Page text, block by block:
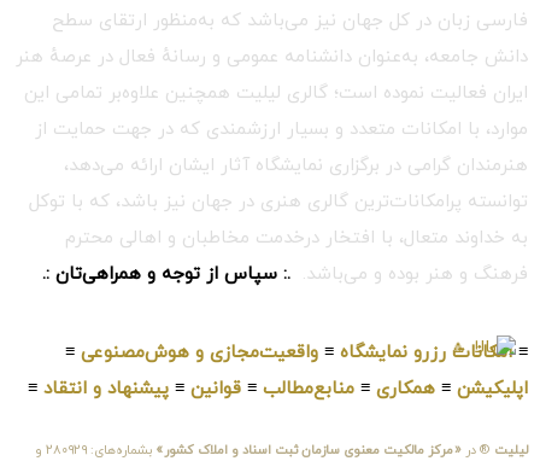
فارسی زبان در کل جهان نیز می‌باشد که به‌منظور ارتقای سطح
دانش جامعه، به‌عنوان دانشنامه عمومی و رسانهٔ فعال در عرصهٔ هنر
ایران فعالیت نموده است؛ گالری لیلیت همچنین علاوه‌بر تمامی این
موارد، با امکانات متعدد و بسیار ارزشمندی که در جهت حمایت از
هنرمندان گرامی در برگزاری نمایشگاه آثار ایشان ارائه می‌دهد،
توانسته پرامکانات‌ترین گالری هنری در جهان نیز باشد، که با توکل
به خداوند متعال، با افتخار درخدمت مخاطبان و اهالی محترم
فرهنگ و هنر بوده و می‌باشد. .: سپاس از توجه و همراهی‌تان :.
≡امکانات رزرو نمایشگاه≡ واقعیت‌مجازی و هوش‌مصنوعی≡
اپلیکیشن≡ همکاری≡ منابع‌مطالب≡ قوانین≡ پیشنهاد و انتقاد≡
لیلیت® در «مرکز مالکیت معنوی سازمان ثبت اسناد و املاک کشور» بشماره‌های: ۲۸۰۹۲۹ و